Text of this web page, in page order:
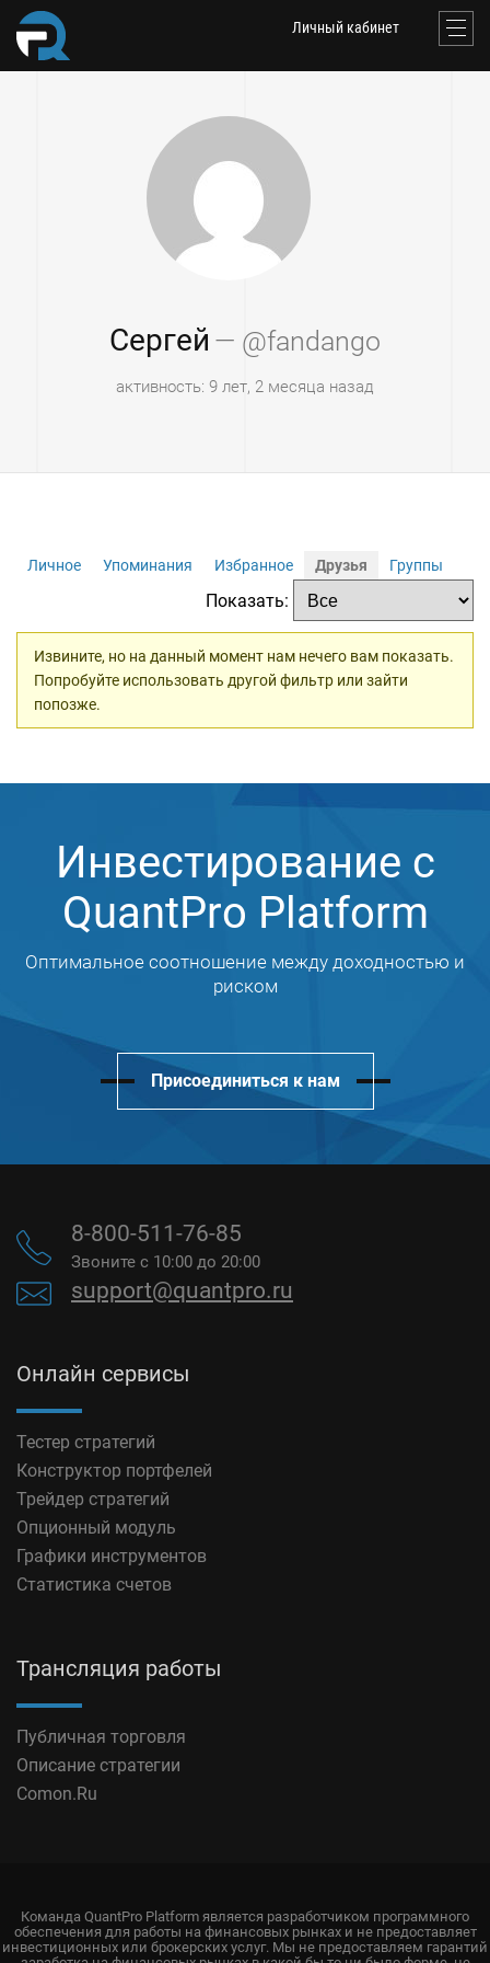
Личный кабинет
Сергей — @fandango
активность: 9 лет, 2 месяца назад
Личное Упоминания Избранное Друзья Группы
Показать:
Извините, но на данный момент нам нечего вам показать.
Попробуйте использовать другой фильтр или зайти
попозже.
Инвестирование с
QuantPro Platform
Оптимальное соотношение между доходностью и
риском
Присоединиться к нам
8-800-511-76-85
Звоните с 10:00 до 20:00
support@quantpro.ru
Онлайн сервисы
Тестер стратегий
Конструктор портфелей
Трейдер стратегий
Опционный модуль
Графики инструментов
Статистика счетов
Трансляция работы
Публичная торговля
Описание стратегии
Comon.Ru
Команда QuantPro Platform является разработчиком программного
обеспечения для работы на финансовых рынках и не предоставляет
инвестиционных или брокерских услуг. Мы не предоставляем гарантий